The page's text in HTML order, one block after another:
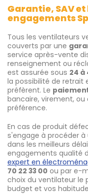
Garantie, SAV
engagements
Tous les ventilateurs
couverts par une
service après-vente
renseignement ou
est assurée sous 24 à
la possibilité de retrait
préfèrent. Le
bancaire, virement, ou
préférence.
En cas de produit
s'engage à procéder à
dans les meilleurs
engagements qualité
expert en
70 22 33 00 ou par e-
choix du ventilateur le
budget et vos